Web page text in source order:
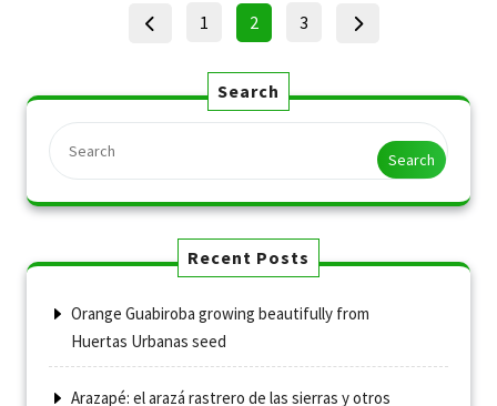
Posts
pagination
Page
1 Page
2 Page
3
Search
Search
Recent Posts
Orange Guabiroba growing beautifully from
Huertas Urbanas seed
Arazapé: el arazá rastrero de las sierras y otros